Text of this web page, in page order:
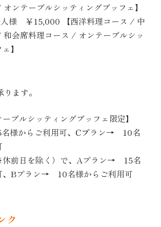
ンテーブルシッティングブッフェ】
様 ￥15,000 【西洋料理コース / 中
会席料理コース / オンテーブルシッ
】
ます。
ーブルシッティングブッフェ限定】
からご利用可、 Cプラン→ 10名
休前日を除く）で、Aプラン→ 15名
、Bプラン→ 10名様からご利用可
ク